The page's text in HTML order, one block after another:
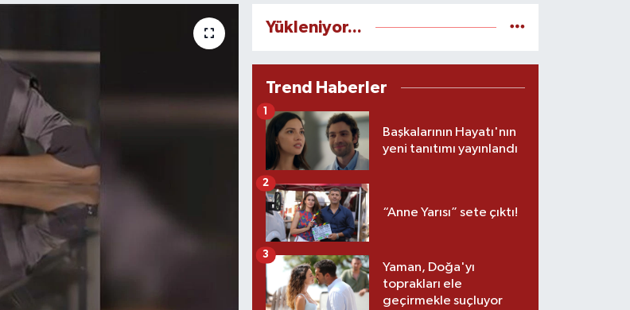
Yükleniyor...
Trend Haberler
Başkalarının Hayatı'nın
yeni tanıtımı yayınlandı
1
“Anne Yarısı” sete çıktı!
2
Yaman, Doğa'yı
toprakları ele
geçirmekle suçluyor
3